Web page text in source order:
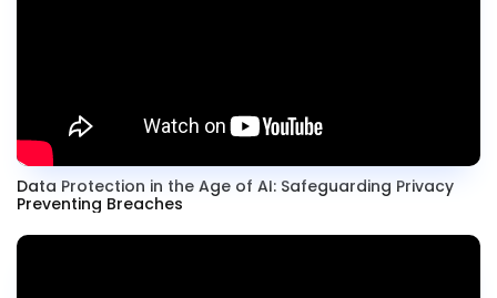
Data Protection in the Age of AI: Safeguarding Privacy
Preventing Breaches